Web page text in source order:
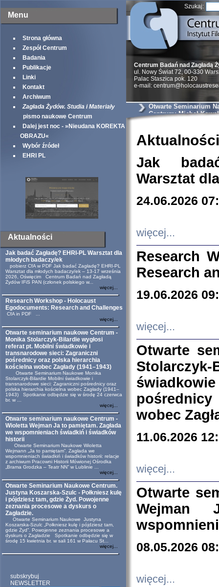
Menu
Strona główna
Zespół Centrum
Badania
Publikacje
Linki
Kontakt
Archiwum
Zagłada Żydów. Studia i Materiały
pismo naukowe Centrum
Dalej jest noc - »Nieudana KOREKTA
OBRAZU«
Wybór źródeł
EHRI PL
Aktualności
Jak badać Zagładę? EHRI-PL Warsztat dla
młodych badaczy/ek
pobierz CfA w PDF Jak badać Zagładę? EHRI-PL
Warsztat dla młodych badaczy/ek – 13-17 września
2026, Oświęcim Centrum Badań nad Zagładą
Żydów IFiS PAN (członek polskiego w...
więcej...
Research Workshop - Holocaust
Egodocuments: Research and Challenges
CfA in PDF ...
więcej...
Otwarte seminarium naukowe Centrum -
Monika Stolarczyk-Bilardie wygłosi
referat pt. Mobilni świadkowie i
transnarodowe sieci: Zagraniczni
pośrednicy oraz polska hierarchia
kościelna wobec Zagłady (1941–1943)
Otwarte Seminarium Naukowe Monika
Stolarczyk-Bilardie Mobilni świadkowie i
transnarodowe sieci: Zagraniczni pośrednicy oraz
polska hierarchia kościelna wobec Zagłady (1941–
1943) Spotkanie odbędzie się w środę 24 czerwca
br. w ...
więcej...
Otwarte seminarium naukowe Centrum -
Wioletta Wejman Ja to pamiętam. Zagłada
we wspomnieniach świadkiń i świadków
historii
Otwarte Seminarium Naukowe Wioletta
Wejmann „Ja to pamiętam”. Zagłada we
wspomnieniach świadkiń i świadków historii: relacje
z archiwum Pracowni Historii Mówionej Ośrodka
„Brama Grodzka – Teatr NN” w Lublinie ...
więcej...
Otwarte Seminarium Naukowe Centrum.
Justyna Koszarska-Szulc - Połkniesz kulę
i pójdziesz tam, gdzie Żyd. Powojenne
zeznania procesowe a dyskurs o
Zagładzie.
Otwarte Seminarium Naukowe Justyna
Koszarska-Szulc „Połkniesz kulę i pójdziesz tam,
gdzie Żyd”. Powojenne zeznania procesowe a
dyskurs o Zagładzie Spotkanie odbędzie się w
środę 15 kwietnia br. w sali 161 w Pałacu St...
więcej...
subskrybuj
NEWSLETTER
Szukaj:
Centrum Badań nad Zagładą
ul. Nowy Świat 72, 00-330
Palac Staszica pok. 120
e-mail:
Otwarte Seminarium
Centrum: Michał
węgrowskim. Źródła i
Aktualności
Jak
Warsztat
24.06.2026
więcej...
Research
Research
19.06.2026
więcej...
Otwarte
wobec
11.06.2026
więcej...
Otwarte
Wejman
08.05.2026
więcej...